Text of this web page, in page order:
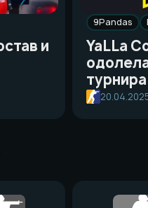
и
9Pandas
YaLLa
турнира